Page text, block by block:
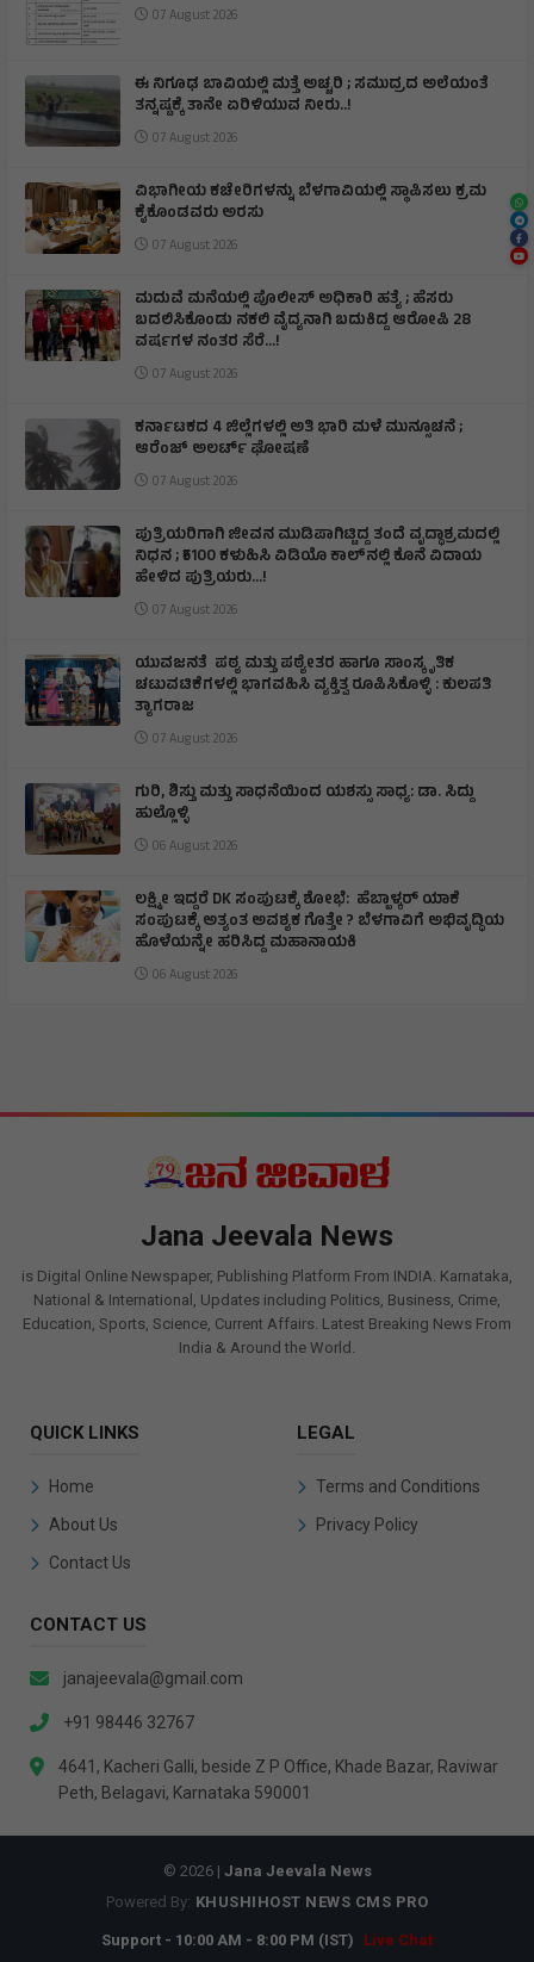
07 August 2026
ಈ ನಿಗೂಢ ಬಾವಿಯಲ್ಲಿ ಮತ್ತೆ ಅಚ್ಚರಿ ; ಸಮುದ್ರದ ಅಲೆಯಂತೆ
ತನ್ನಷ್ಟಕ್ಕೆ ತಾನೇ ಏರಿಳಿಯುವ ನೀರು..!
07 August 2026
ವಿಭಾಗೀಯ ಕಚೇರಿಗಳನ್ನು ಬೆಳಗಾವಿಯಲ್ಲಿ ಸ್ಥಾಪಿಸಲು ಕ್ರಮ
ಕೈಕೊಂಡವರು ಅರಸು
07 August 2026
ಮದುವೆ ಮನೆಯಲ್ಲಿ ಪೊಲೀಸ್ ಅಧಿಕಾರಿ ಹತ್ಯೆ ; ಹೆಸರು
ಬದಲಿಸಿಕೊಂಡು ನಕಲಿ ವೈದ್ಯನಾಗಿ ಬದುಕಿದ್ದ ಆರೋಪಿ 28
ವರ್ಷಗಳ ನಂತರ ಸೆರೆ…!
07 August 2026
ಕರ್ನಾಟಕದ 4 ಜಿಲ್ಲೆಗಳಲ್ಲಿ ಅತಿ ಭಾರಿ ಮಳೆ ಮುನ್ಸೂಚನೆ ;
ಆರೆಂಜ್‌ ಅಲರ್ಟ್‌ ಘೋಷಣೆ
07 August 2026
ಪುತ್ರಿಯರಿಗಾಗಿ ಜೀವನ ಮುಡಿಪಾಗಿಟ್ಟಿದ್ದ ತಂದೆ ವೃದ್ಧಾಶ್ರಮದಲ್ಲಿ
ನಿಧನ ; ₹5100 ಕಳುಹಿಸಿ ವಿಡಿಯೊ ಕಾಲ್‌ನಲ್ಲಿ ಕೊನೆ ವಿದಾಯ
ಹೇಳಿದ ಪುತ್ರಿಯರು...!
07 August 2026
ಯುವಜನತೆ ಪಠ್ಯ ಮತ್ತು ಪಠ್ಯೇತರ ಹಾಗೂ ಸಾಂಸ್ಕೃತಿಕ
ಚಟುವಟಿಕೆಗಳಲ್ಲಿ ಭಾಗವಹಿಸಿ ವ್ಯಕ್ತಿತ್ವ ರೂಪಿಸಿಕೊಳ್ಳಿ : ಕುಲಪತಿ
ತ್ಯಾಗರಾಜ
07 August 2026
ಗುರಿ, ಶಿಸ್ತು ಮತ್ತು ಸಾಧನೆಯಿಂದ ಯಶಸ್ಸು ಸಾಧ್ಯ: ಡಾ. ಸಿದ್ದು
ಹುಲ್ಲೊಳ್ಳಿ
06 August 2026
ಲಕ್ಷ್ಮೀ ಇದ್ದರೆ DK ಸಂಪುಟಕ್ಕೆ ಶೋಭೆ: ಹೆಬ್ಬಾಳ್ಕರ್ ಯಾಕೆ
ಸಂಪುಟಕ್ಕೆ ಅತ್ಯಂತ ಅವಶ್ಯಕ ಗೊತ್ತೇ ? ಬೆಳಗಾವಿಗೆ ಅಭಿವೃದ್ಧಿಯ
ಹೊಳೆಯನ್ನೇ ಹರಿಸಿದ್ದ ಮಹಾನಾಯಕಿ
06 August 2026
Jana Jeevala News
is Digital Online Newspaper, Publishing Platform From INDIA. Karnataka,
National & International, Updates including Politics, Business, Crime,
Education, Sports, Science, Current Affairs. Latest Breaking News From
India & Around the World.
QUICK LINKS
Home
About Us
Contact Us
LEGAL
Terms and Conditions
Privacy Policy
CONTACT US
janajeevala@gmail.com
+91 98446 32767
4641, Kacheri Galli, beside Z P Office, Khade Bazar, Raviwar
Peth, Belagavi, Karnataka 590001
© 2026 | Jana Jeevala News
Powered By: KHUSHIHOST NEWS CMS PRO
Support - 10:00 AM - 8:00 PM (IST) Live Chat